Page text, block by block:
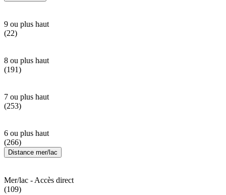
9 ou plus haut
(22)
8 ou plus haut
(191)
7 ou plus haut
(253)
6 ou plus haut
(266)
Distance mer/lac
Mer/lac - Accès direct
(109)